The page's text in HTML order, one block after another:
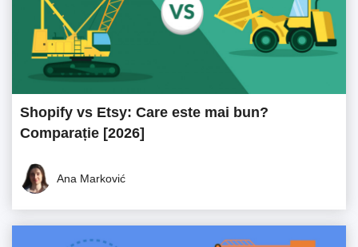
Shopify vs Etsy: Care este mai bun?
Comparație [2026]
Ana Marković